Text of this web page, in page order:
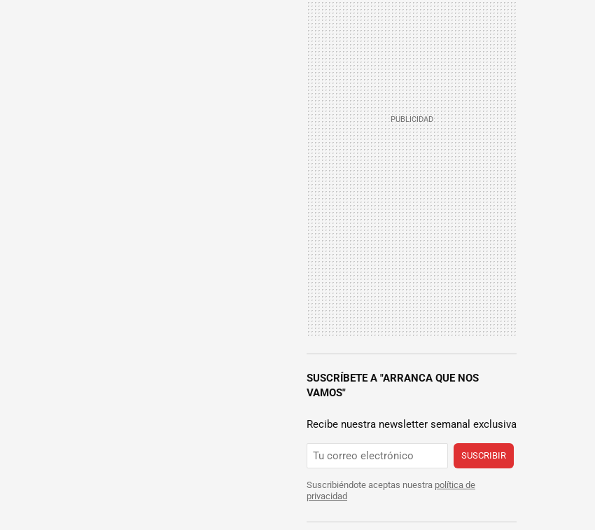
SUSCRÍBETE A "ARRANCA QUE NOS
VAMOS"
Recibe nuestra newsletter semanal exclusiva
SUSCRIBIR
Suscribiéndote aceptas nuestra política de
privacidad